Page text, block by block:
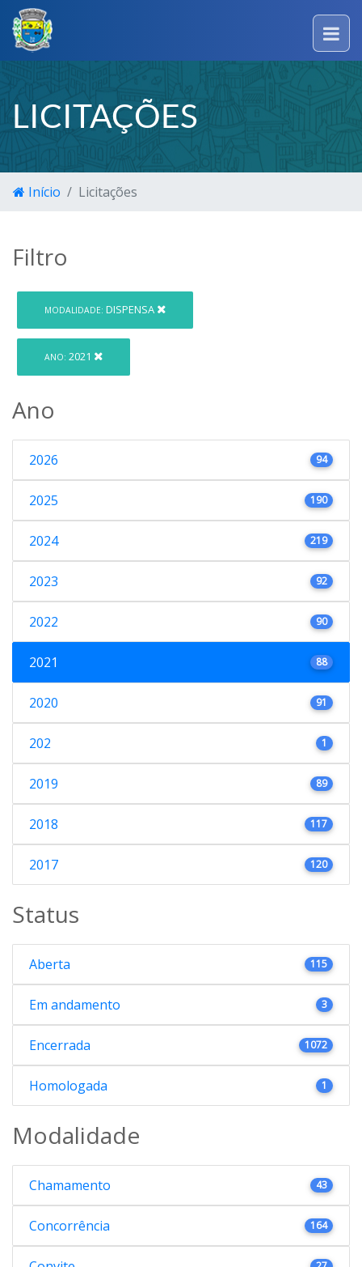
LICITAÇÕES
Início Licitações
Filtro
MODALIDADE: DISPENSA
ANO: 2021
Ano
2026 94
2025 190
2024 219
2023 92
2022 90
2021 88
2020 91
202 1
2019 89
2018 117
2017 120
Status
Aberta 115
Em andamento 3
Encerrada 1072
Homologada 1
Modalidade
Chamamento 43
Concorrência 164